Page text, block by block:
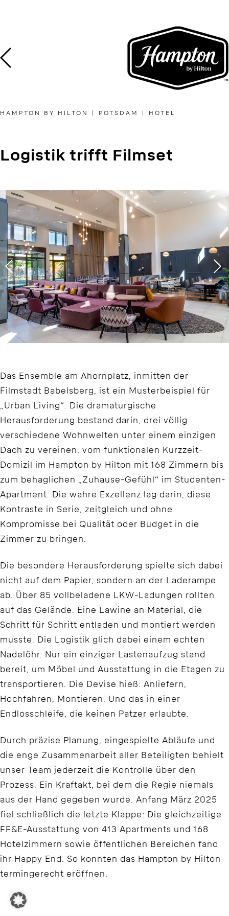
HAMPTON BY HILTON | POTSDAM | HOTEL
Logistik trifft Filmset
Das Ensemble am Ahornplatz, inmitten der
Filmstadt Babelsberg, ist ein Musterbeispiel für
„Urban Living“. Die dramaturgische
Herausforderung bestand darin, drei völlig
verschiedene Wohnwelten unter einem einzigen
Dach zu vereinen: vom funktionalen Kurzzeit-
Domizil im Hampton by Hilton mit 168 Zimmern bis
zum behaglichen „Zuhause-Gefühl“ im Studenten-
Apartment. Die wahre Exzellenz lag darin, diese
Kontraste in Serie, zeitgleich und ohne
Kompromisse bei Qualität oder Budget in die
Zimmer zu bringen.
Die besondere Herausforderung spielte sich dabei
nicht auf dem Papier, sondern an der Laderampe
ab. Über 85 vollbeladene LKW-Ladungen rollten
auf das Gelände. Eine Lawine an Material, die
Schritt für Schritt entladen und montiert werden
musste. Die Logistik glich dabei einem echten
Nadelöhr. Nur ein einziger Lastenaufzug stand
bereit, um Möbel und Ausstattung in die Etagen zu
transportieren. Die Devise hieß: Anliefern,
Hochfahren, Montieren. Und das in einer
Endlosschleife, die keinen Patzer erlaubte.
Durch präzise Planung, eingespielte Abläufe und
die enge Zusammenarbeit aller Beteiligten behielt
unser Team jederzeit die Kontrolle über den
Prozess. Ein Kraftakt, bei dem die Regie niemals
aus der Hand gegeben wurde. Anfang März 2025
fiel schließlich die letzte Klappe: Die gleichzeitige
FF&E-Ausstattung von 413 Apartments und 168
Hotelzimmern sowie öffentlichen Bereichen fand
ihr Happy End. So konnten das Hampton by Hilton
termingerecht eröffnen.